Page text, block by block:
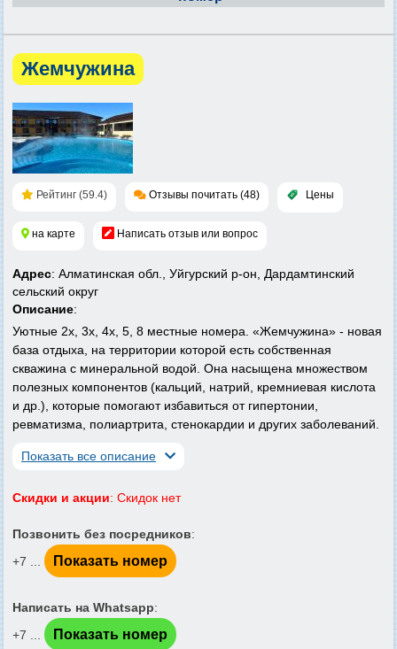
Жемчужина
Рейтинг (59.4) Отзывы почитать (48) Цены
на карте Написать отзыв или вопрос
Адрес: Алматинская обл., Уйгурский р-он, Дардамтинский
сельский округ
Описание:
Уютные 2х, 3х, 4х, 5, 8 местные номера. «Жемчужина» - новая
база отдыха, на территории которой есть собственная
скважина с минеральной водой. Она насыщена множеством
полезных компонентов (кальций, натрий, кремниевая кислота
и др.), которые помогают избавиться от гипертонии,
ревматизма, полиартрита, стенокардии и других заболеваний.
Показать все описание
Скидки и акции: Скидок нет
Позвонить без посредников:
+7 ...
Показать номер
Написать на Whatsapp:
+7 ...
Показать номер